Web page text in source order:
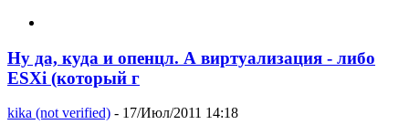
Ну да, куда и опенцл. А виртуализация - либо
ESXi (который г
kika (not verified) - 17/Июл/2011 14:18